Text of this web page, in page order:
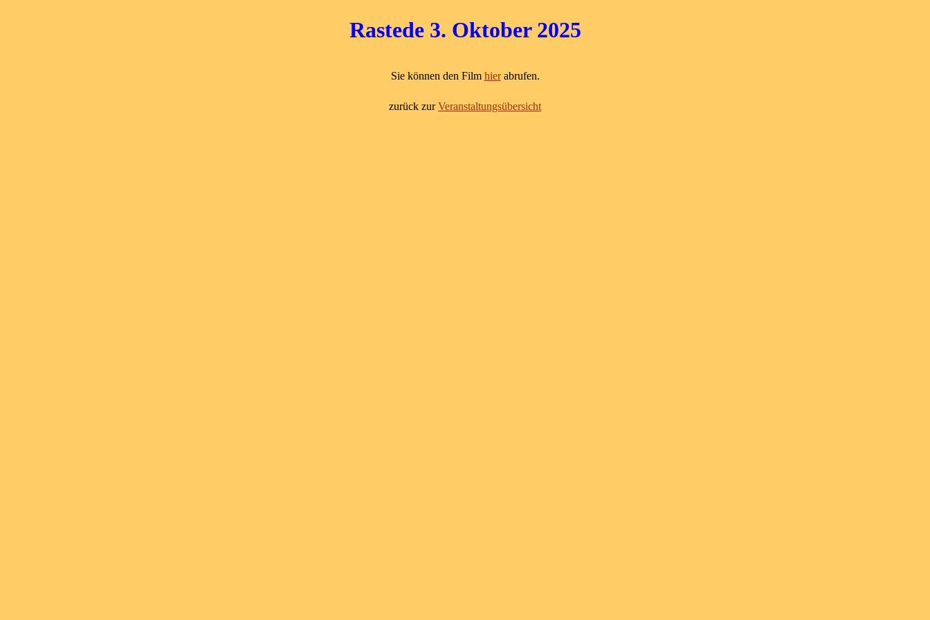
Rastede 3. Oktober 2025
Sie können den Film hierabrufen.
zurück zurVeranstaltungsübersicht